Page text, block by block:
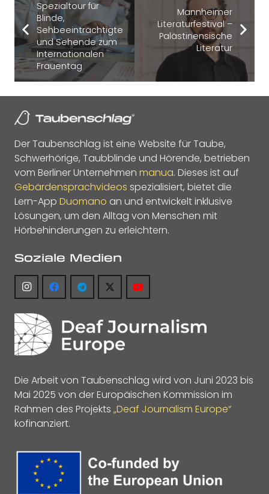
Spezialtour für
Blinde,
Sehbeeinträchtigte
und Sehende zum
Internationalen
Frauentag
Mannheimer
Literaturfestival –
Palästinensische
Literatur
Der Taubenschlag ist eine Website für Taube,
Schwerhörige, Taubblinde und Hörende, betrieben
vom Berliner Unternehmen manua. Dieses ist auf
Gebärdensprachvideos spezialisiert, bietet die
Lern-App Duomano an und entwickelt inklusive
Lösungen, um den Alltag von Menschen mit
Hörbehinderungen zu erleichtern.
Soziale Medien
Die Arbeit von Taubenschlag wird von Juni 2023 bis
Mai 2025 von der Europäischen Kommission im
Rahmen des Projekts „Deaf Journalism Europe“
kofinanziert.